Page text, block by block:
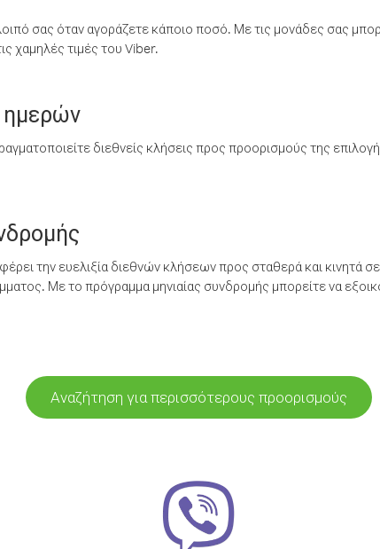
σας όταν αγοράζετε κάποιο ποσό. Με τις μονάδες σας
χαμηλές τιμές του Viber.
διεθνείς κλήσεις προς προορισμούς της
την ευελιξία διεθνών κλήσεων προς σταθερά και κινητά
Με το πρόγραμμα μηνιαίας συνδρομής μπορείτε να
Αναζήτηση για περισσότερους προορισμούς